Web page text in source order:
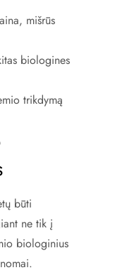
mišrūs
biologines
trikdymą
būti
ne tik į
biologinius